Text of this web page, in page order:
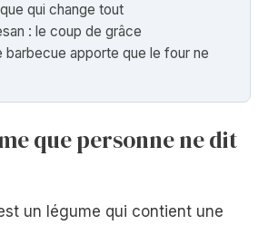
qui change tout
: le coup de grâce
barbecue apporte que le four ne
que personne ne dit
un légume qui contient une